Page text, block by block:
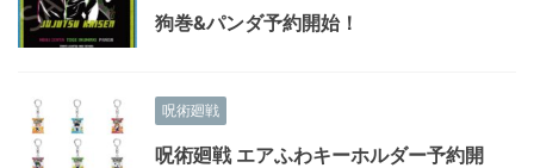
狗巻&パンダ予約開始！
呪術廻戦
呪術廻戦 エアふわキーホルダー予約開